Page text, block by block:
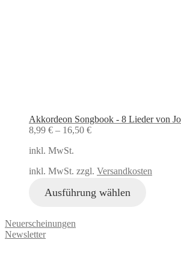
Akkordeon Songbook - 8 Lieder von
8,99 € – 16,50 €
inkl. MwSt.
inkl. MwSt. zzgl. Versandkosten
Ausführung wählen
Neuerscheinungen
Newsletter